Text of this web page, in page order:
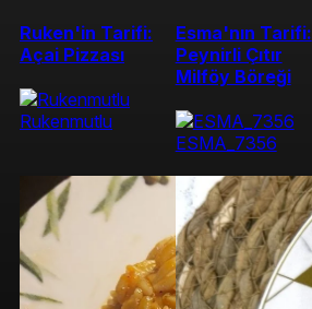
Ruken'in Tarifi:
Açai Pizzası
Rukenmutlu
Esma'nın Tarifi:
Peynirli Çıtır
Milföy Böreği
ESMA_7356